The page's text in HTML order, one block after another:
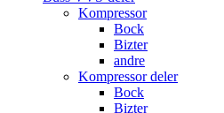
Kompressor
Bock
Bizter
andre
Kompressor deler
Bock
Bizter